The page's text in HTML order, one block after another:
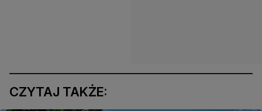
CZYTAJ TAKŻE: